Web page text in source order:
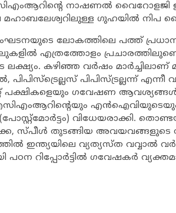
നാഷണല്‍ വൈറോളജി
മഹാബലേശ്വറിലുള്ള ഗുഹയില്‍ നിപ
ലോകത്തിലെ പത്ത്
എത്രത്തോളം
കഴിഞ്ഞ വര്‍ഷം മാര്‍ച്ചിലാണ്
പിപിസ്‌ട്രെല്ലസ് പിപിസ്ട്രല്ലന്ന്
പക്ഷികളെയും ഗവേഷണ
എന്‍ഐവിയുടെയും
വിധേയരാക്കി.
സ്പീള്‍ തുടങ്ങിയ അവയവങ്ങളുടെ
ഇന്ത്യയിലെ വ്യത്യസ്ത വവ്വാല്‍
പഠന റിപ്പോര്‍ട്ടില്‍ ഗവേഷകര്‍